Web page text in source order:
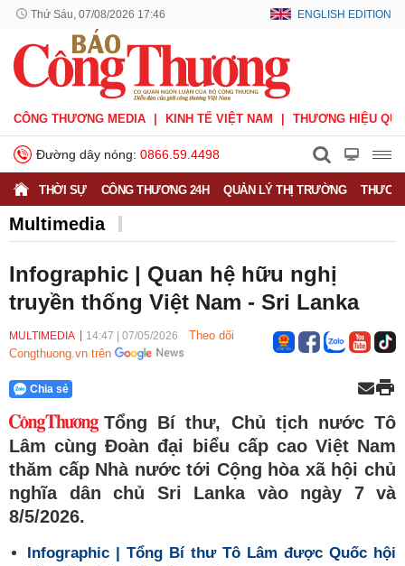
Thứ Sáu, 07/08/2026 17:46 ENGLISH EDITION
CÔNG THƯƠNG MEDIA KINH TẾ VIỆT NAM THƯƠNG HIỆU
Đường dây nóng: 0866.59.4498
THỜI SỰ CÔNG THƯƠNG 24H QUẢN LÝ THỊ TRƯỜNG
Multimedia
Infographic | Quan hệ hữu nghị
truyền thống Việt Nam - Sri Lanka
MULTIMEDIA 14:47 07/05/2026
Theo dõi
Congthuong.vn trên
Chia sẻ
Tổng Bí thư, Chủ tịch nước Tô
Lâm cùng Đoàn đại biểu cấp cao Việt Nam
thăm cấp Nhà nước tới Cộng hòa xã hội chủ
nghĩa dân chủ Sri Lanka vào ngày 7 và
8/5/2026.
Infographic | Tổng Bí thư Tô Lâm được Quốc hội